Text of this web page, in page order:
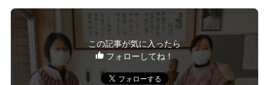
この記事が気に入ったら
フォローしてね！